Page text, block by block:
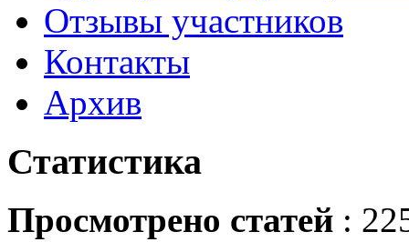
Отзывы участников
Контакты
Архив
Статистика
Просмотрено статей :